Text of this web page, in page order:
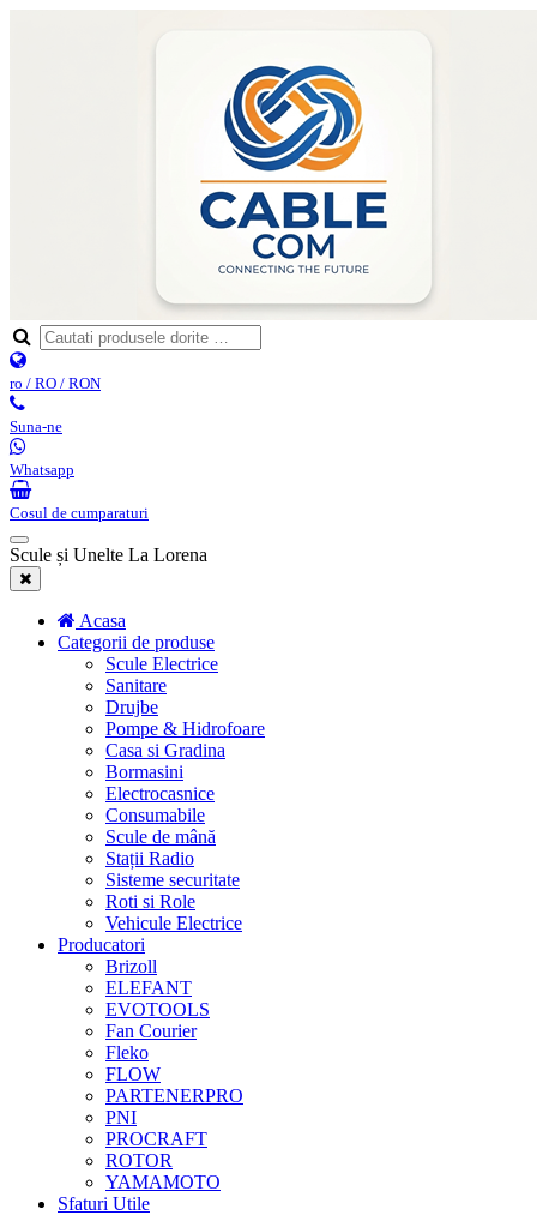
ro / RO / RON
Suna-ne
Whatsapp
Cosul de cumparaturi
Scule și Unelte La Lorena
Acasa
Categorii de produse
Scule Electrice
Sanitare
Drujbe
Pompe & Hidrofoare
Casa si Gradina
Bormasini
Electrocasnice
Consumabile
Scule de mână
Stații Radio
Sisteme securitate
Roti si Role
Vehicule Electrice
Producatori
Brizoll
ELEFANT
EVOTOOLS
Fan Courier
Fleko
FLOW
PARTENERPRO
PNI
PROCRAFT
ROTOR
YAMAMOTO
Sfaturi Utile